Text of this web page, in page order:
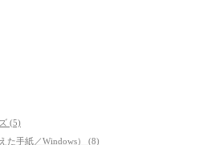
(5)
た手紙／Windows） (8)